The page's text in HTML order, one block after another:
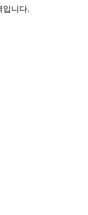
입니다.